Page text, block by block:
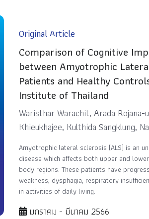
Original Article
Comparison of Cognitive
between Amyotrophic
Patients and Healthy
Institute of Thailand
Waristhar Warachit, Arada Rojana-
Khieukhajee, Kulthida Sangklung,
Amyotrophic lateral sclerosis (ALS) is an
disease which affects both upper and
body regions. These patients have
weakness, dysphagia, respiratory
in activities of daily living.
มกราคม - มีนาคม 2566